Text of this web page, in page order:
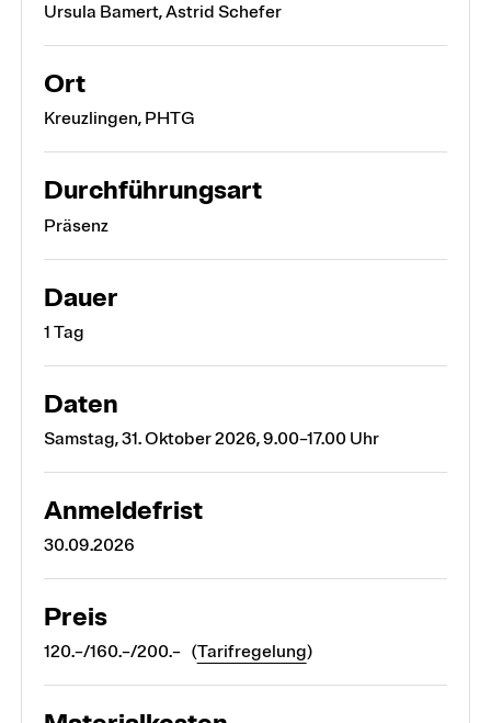
Ursula Bamert, Astrid Schefer
Ort
Kreuzlingen, PHTG
Durchführungsart
Präsenz
Dauer
1 Tag
Daten
Samstag, 31. Oktober 2026, 9.00–17.00 Uhr
Anmeldefrist
30.09.2026
Preis
120.–/160.–/200.– (Tarifregelung)